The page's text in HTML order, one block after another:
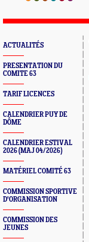
ACTUALITÉS
PRESENTATION DU
COMITE 63
TARIF LICENCES
CALENDRIER PUY DE
DÔME
CALENDRIER ESTIVAL
2026 (MAJ 04/2026)
MATÉRIEL COMITÉ 63
COMMISSION SPORTIVE
D'ORGANISATION
COMMISSION DES
JEUNES